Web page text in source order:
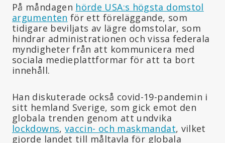
På måndagen hörde USA:s högsta domstol
argumenten för ett föreläggande, som
tidigare beviljats av lägre domstolar, som
hindrar administrationen och vissa federala
myndigheter från att kommunicera med
sociala medieplattformar för att ta bort
innehåll.
Han diskuterade också covid-19-pandemin i
sitt hemland Sverige, som gick emot den
globala trenden genom att undvika
lockdowns, vaccin- och maskmandat, vilket
gjorde landet till måltavla för globala